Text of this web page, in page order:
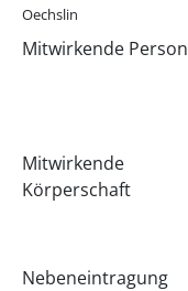
Oechslin
Mitwirkende Person
Mitwirkende
Körperschaft
Nebeneintragung